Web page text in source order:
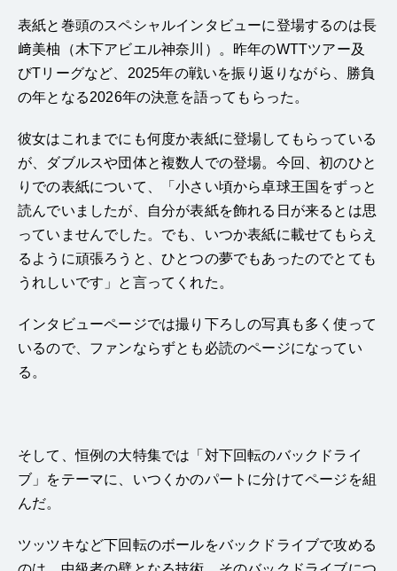
表紙と巻頭のスペシャルインタビューに登場するのは長
﨑美柚（木下アビエル神奈川）。昨年のWTTツアー及
びTリーグなど、2025年の戦いを振り返りながら、勝負
の年となる2026年の決意を語ってもらった。
彼女はこれまでにも何度か表紙に登場してもらっている
が、ダブルスや団体と複数人での登場。今回、初のひと
りでの表紙について、「小さい頃から卓球王国をずっと
読んでいましたが、自分が表紙を飾れる日が来るとは思
っていませんでした。でも、いつか表紙に載せてもらえ
るように頑張ろうと、ひとつの夢でもあったのでとても
うれしいです」と言ってくれた。
インタビューページでは撮り下ろしの写真も多く使って
いるので、ファンならずとも必読のページになってい
る。
そして、恒例の大特集では「対下回転のバックドライ
ブ」をテーマに、いつくかのパートに分けてページを組
んだ。
ツッツキなど下回転のボールをバックドライブで攻める